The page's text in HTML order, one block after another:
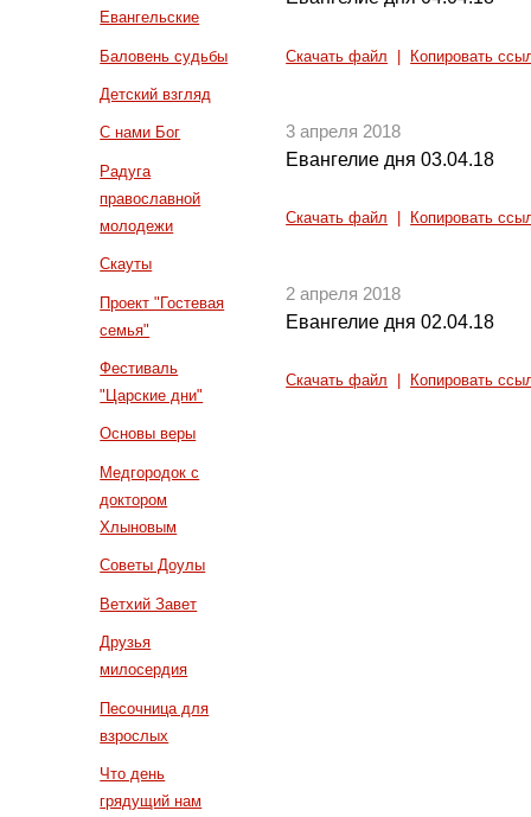
Евангельские
Баловень судьбы
Детский взгляд
С нами Бог
Радуга
православной
молодежи
Скауты
Проект "Гостевая
семья"
Фестиваль
"Царские дни"
Основы веры
Медгородок с
доктором
Хлыновым
Советы Доулы
Ветхий Завет
Друзья
милосердия
Песочница для
взрослых
Что день
грядущий нам
Скачать файл Копировать
3 апреля 2018
Евангелие дня 03.04.18
Скачать файл Копировать
2 апреля 2018
Евангелие дня 02.04.18
Скачать файл Копировать